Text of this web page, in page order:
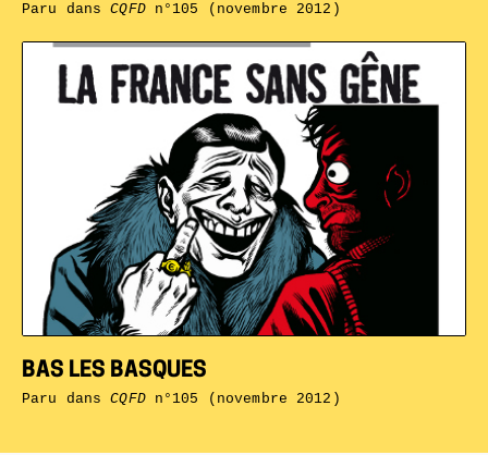
BAS LES BASQUES
Paru dansCQFDn°105 (novembre 2012)
Paru dansCQFDn°105 (novembre 2012)